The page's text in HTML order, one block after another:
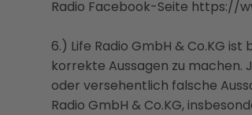
Radio Facebook-Seite https://
6.) Life Radio GmbH & Co.KG
korrekte Aussagen zu machen.
oder versehentlich falsche
Radio GmbH & Co.KG,